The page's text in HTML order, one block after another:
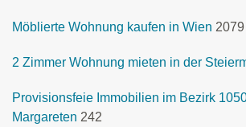
Möblierte Wohnung kaufen in Wien 2079
2 Zimmer Wohnung mieten in der
Provisionsfeie Immobilien im Bezirk
Margareten 242